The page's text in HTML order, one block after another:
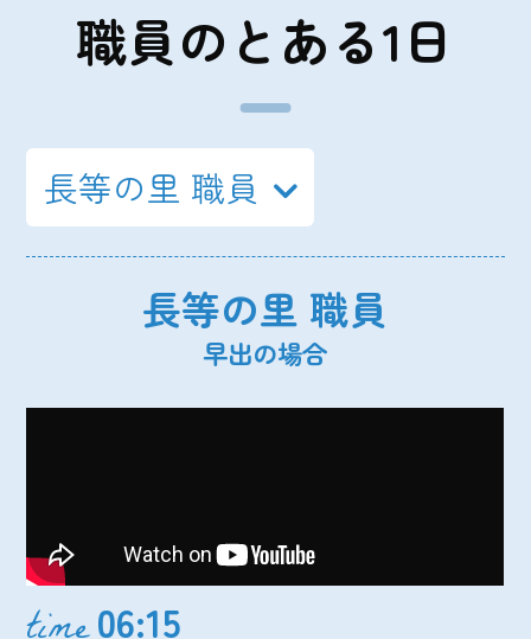
職員のとある1日
長等の里 職員
長等の里 職員
早出の場合
06:15